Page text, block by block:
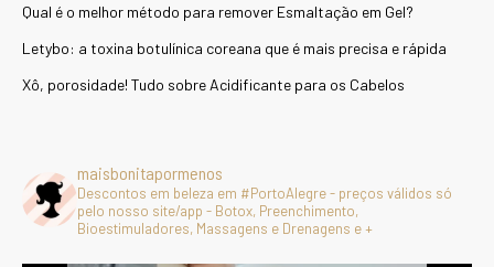
Qual é o melhor método para remover Esmaltação em Gel?
Letybo: a toxina botulínica coreana que é mais precisa e rápida
Xô, porosidade! Tudo sobre Acidificante para os Cabelos
maisbonitapormenos
Descontos em beleza em #PortoAlegre - preços válidos só
pelo nosso site/app - Botox, Preenchimento,
Bioestimuladores, Massagens e Drenagens e +